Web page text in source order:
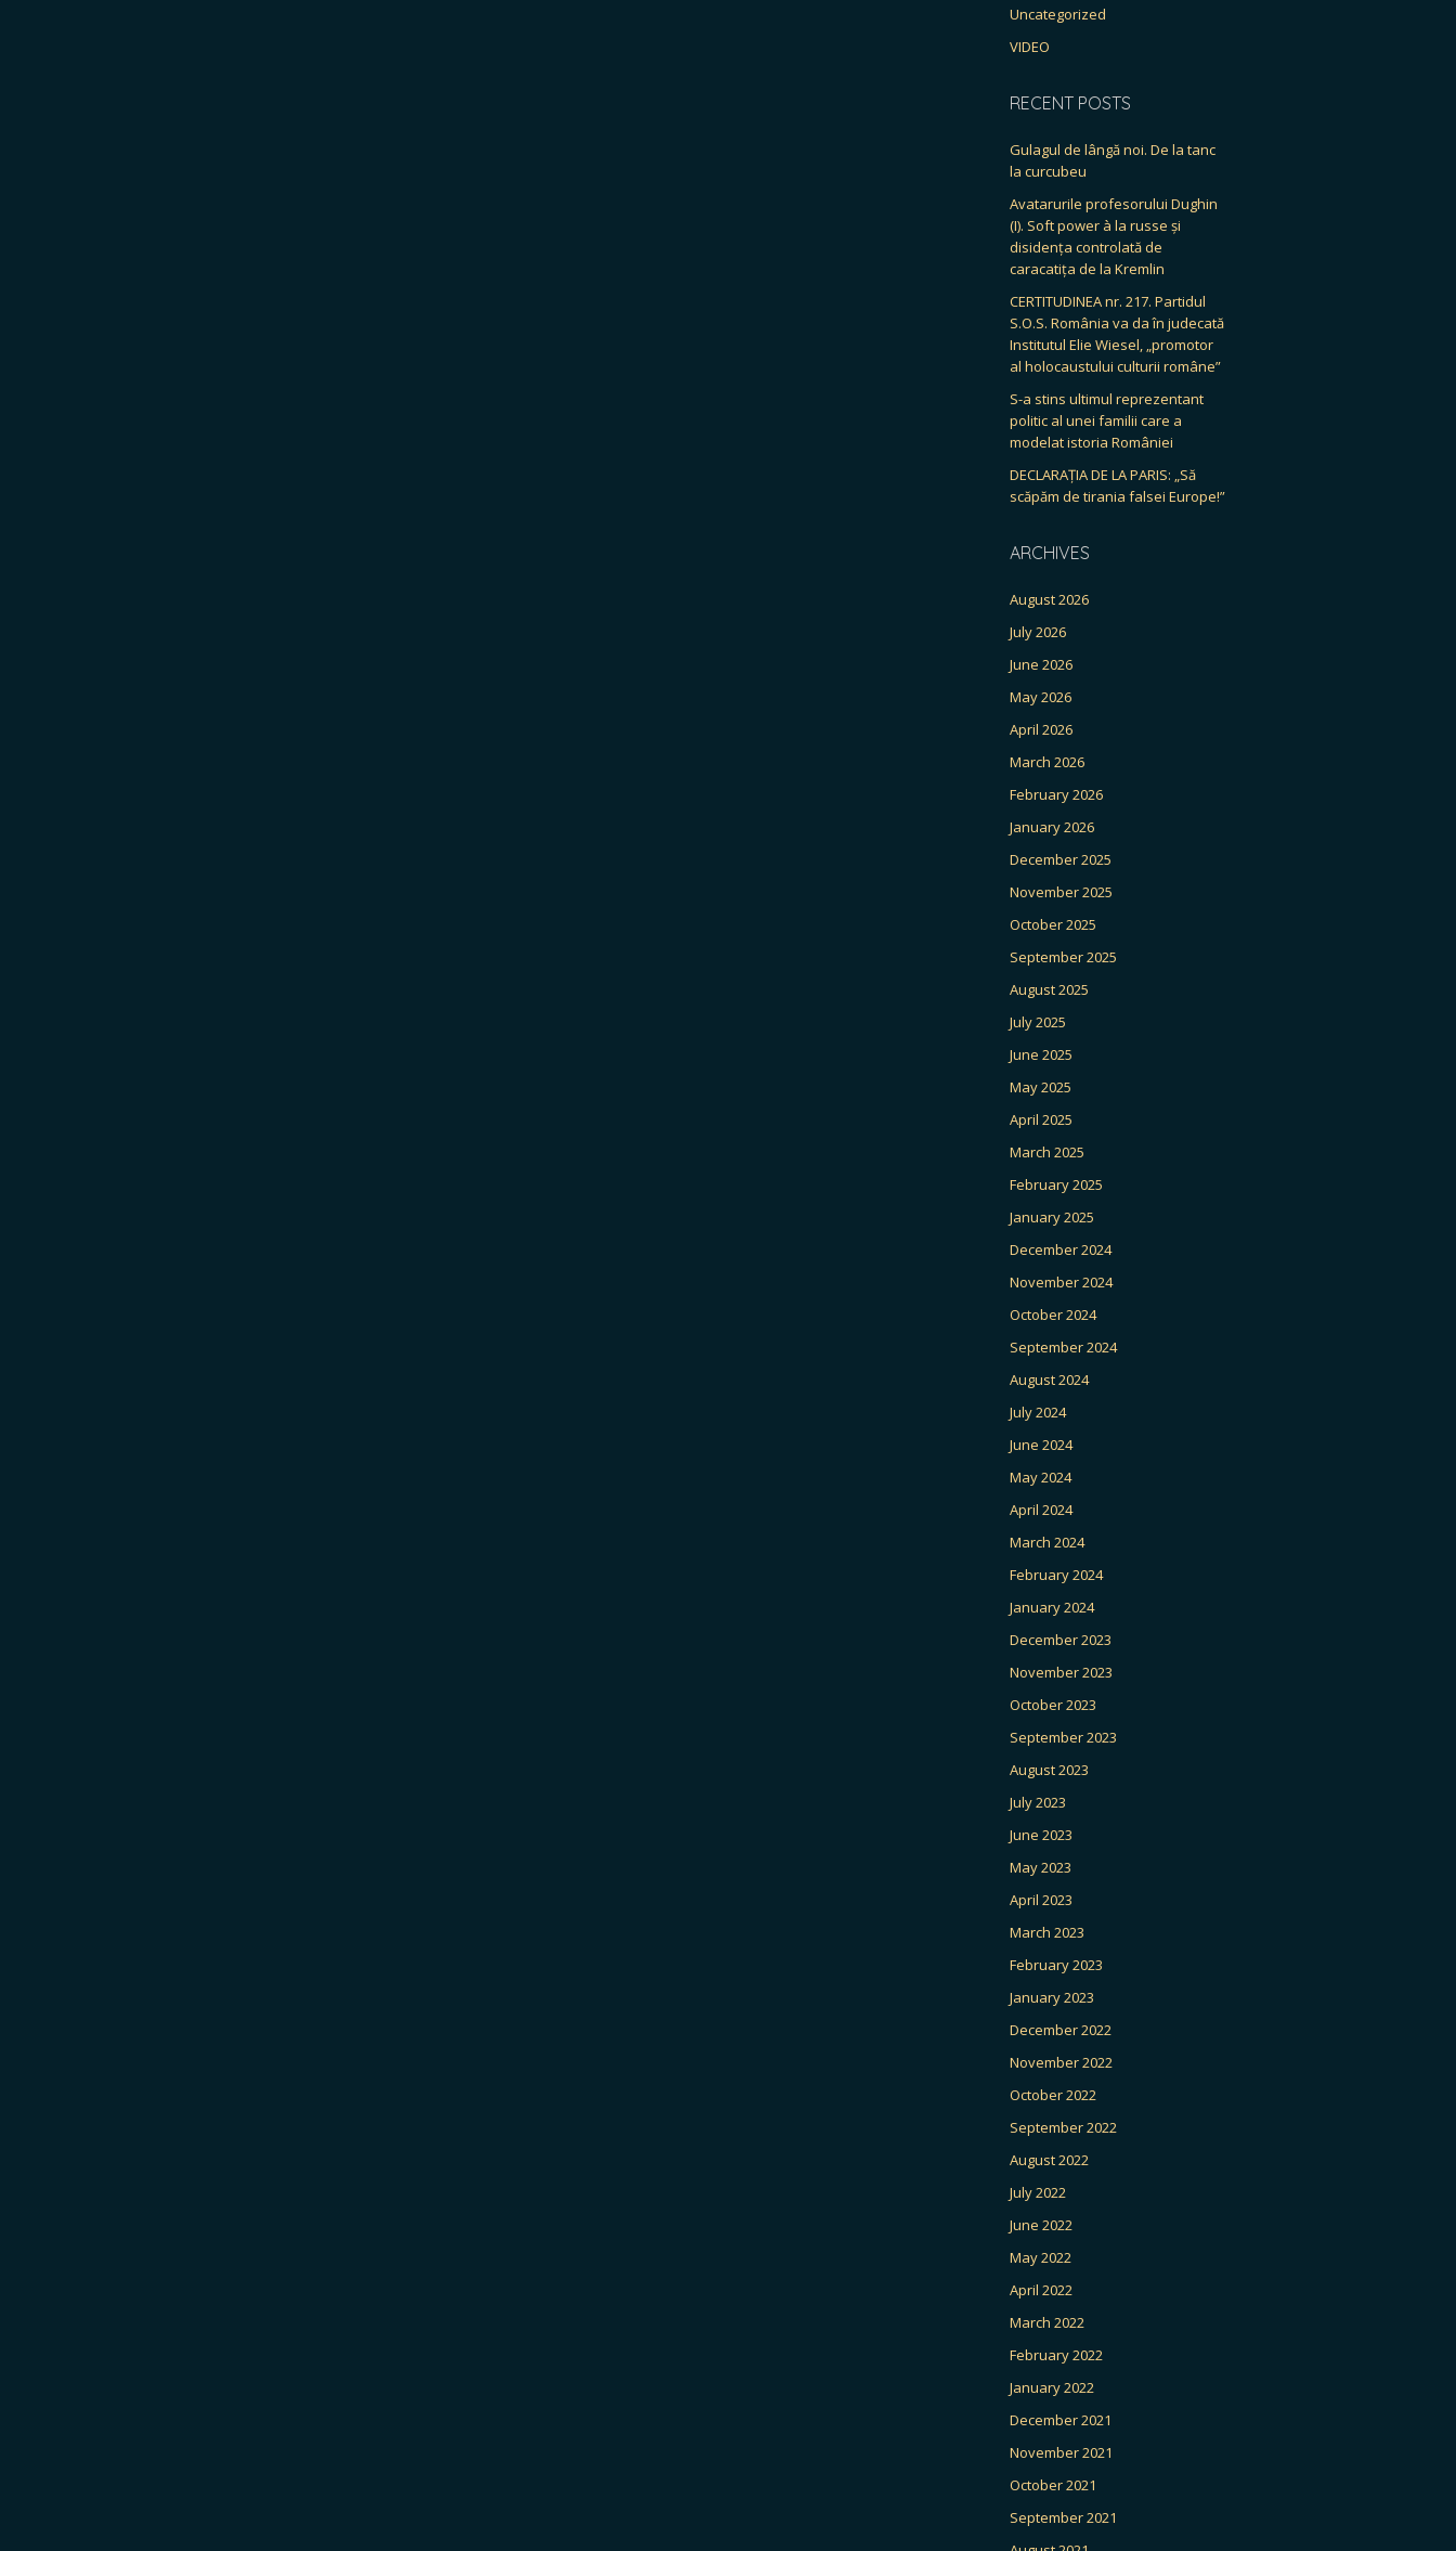
Uncategorized
VIDEO
RECENT POSTS
Gulagul de lângă noi. De la tanc
la curcubeu
Avatarurile profesorului Dughin
(I). Soft power à la russe și
disidența controlată de
caracatița de la Kremlin
CERTITUDINEA nr. 217. Partidul
S.O.S. România va da în judecată
Institutul Elie Wiesel, „promotor
al holocaustului culturii române”
S-a stins ultimul reprezentant
politic al unei familii care a
modelat istoria României
DECLARAȚIA DE LA PARIS: „Să
scăpăm de tirania falsei Europe!”
ARCHIVES
August 2026
July 2026
June 2026
May 2026
April 2026
March 2026
February 2026
January 2026
December 2025
November 2025
October 2025
September 2025
August 2025
July 2025
June 2025
May 2025
April 2025
March 2025
February 2025
January 2025
December 2024
November 2024
October 2024
September 2024
August 2024
July 2024
June 2024
May 2024
April 2024
March 2024
February 2024
January 2024
December 2023
November 2023
October 2023
September 2023
August 2023
July 2023
June 2023
May 2023
April 2023
March 2023
February 2023
January 2023
December 2022
November 2022
October 2022
September 2022
August 2022
July 2022
June 2022
May 2022
April 2022
March 2022
February 2022
January 2022
December 2021
November 2021
October 2021
September 2021